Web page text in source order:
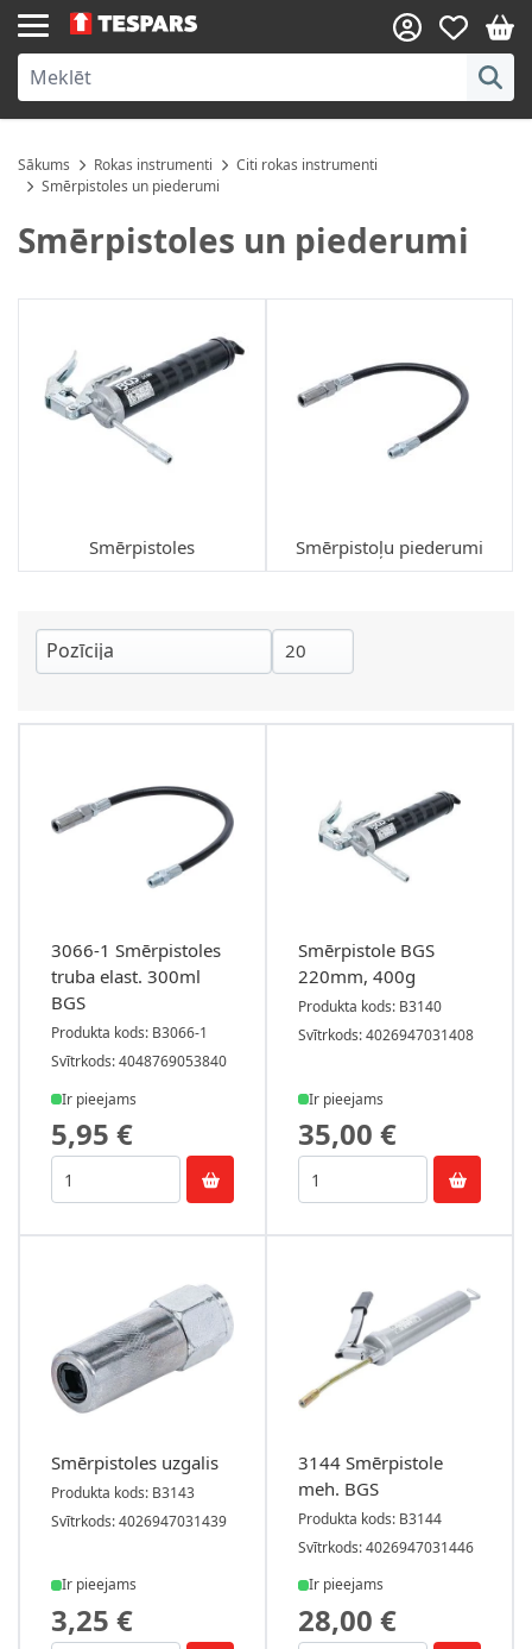
Skip to Content
Sākums Rokas instrumenti
Citi rokas instrumenti
Smērpistoles un piederumi
Smērpistoles un piederumi
Smērpistoles Smērpistoļu piederumi
3066-1 Smērpistoles
truba elast. 300ml
BGS
Produkta kods: B3066-1
Svītrkods: 4048769053840
Ir pieejams
5,95 €
Smērpistole BGS
220mm, 400g
Produkta kods: B3140
Svītrkods: 4026947031408
Ir pieejams
35,00 €
Smērpistoles uzgalis
Produkta kods: B3143
Svītrkods: 4026947031439
Ir pieejams
3,25 €
3144 Smērpistole
meh. BGS
Produkta kods: B3144
Svītrkods: 4026947031446
Ir pieejams
28,00 €